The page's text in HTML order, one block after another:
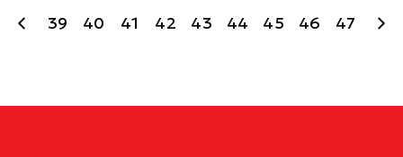
39 40 41 42 43 44 45 46 47